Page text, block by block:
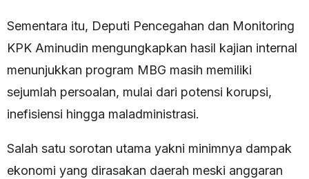
Sementara itu, Deputi Pencegahan dan Monitoring
KPK Aminudin mengungkapkan hasil kajian internal
menunjukkan program MBG masih memiliki
sejumlah persoalan, mulai dari potensi korupsi,
inefisiensi hingga maladministrasi.
Salah satu sorotan utama yakni minimnya dampak
ekonomi yang dirasakan daerah meski anggaran